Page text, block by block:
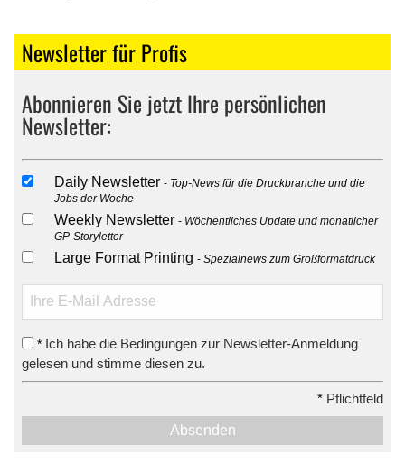
Newsletter für Profis
Abonnieren Sie jetzt Ihre persönlichen
Newsletter:
Daily Newsletter
Top-News für die Druckbranche und die
Jobs der Woche
Weekly Newsletter
Wöchentliches Update und monatlicher
GP-Storyletter
Large Format Printing Spezialnews zum Großformatdruck
* Ich habe die Bedingungen zur Newsletter-Anmeldung
gelesen und stimme diesen zu.
* Pflichtfeld
Absenden